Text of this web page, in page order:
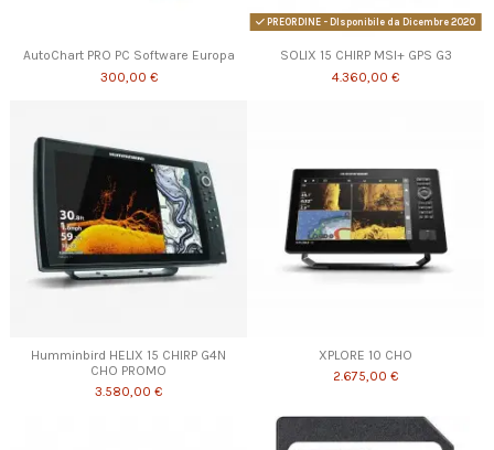
AutoChart PRO PC Software Europa
300,00 €
PREORDINE - DIsponibile da Dicembre 2020
SOLIX 15 CHIRP MSI+ GPS G3
4.360,00 €
Humminbird HELIX 15 CHIRP G4N
CHO PROMO
3.580,00 €
XPLORE 10 CHO
2.675,00 €